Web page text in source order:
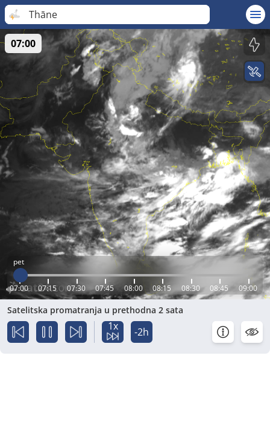
Thāne
pet
07:00 07:15 07:30 07:45 08:00 08:15 08:30 08:45 09:00
07:00
Satelitska promatranja u prethodna 2 sata
1x -2h